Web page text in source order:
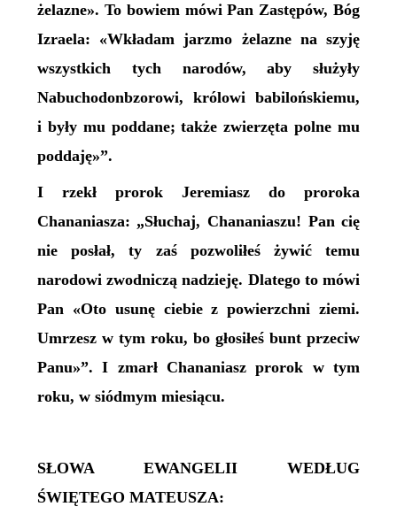
żelazne». To bowiem mówi Pan Zastępów, Bóg
Izraela: «Wkładam jarzmo żelazne na szyję
wszystkich tych narodów, aby służyły
Nabuchodonbzorowi, królowi babilońskiemu,
i były mu poddane; także zwierzęta polne mu
poddaję»”.
I rzekł prorok Jeremiasz do proroka
Chananiasza: „Słuchaj, Chananiaszu! Pan cię
nie posłał, ty zaś pozwoliłeś żywić temu
narodowi zwodniczą nadzieję. Dlatego to mówi
Pan «Oto usunę ciebie z powierzchni ziemi.
Umrzesz w tym roku, bo głosiłeś bunt przeciw
Panu»”. I zmarł Chananiasz prorok w tym
roku, w siódmym miesiącu.
SŁOWA EWANGELII WEDŁUG
ŚWIĘTEGO MATEUSZA: